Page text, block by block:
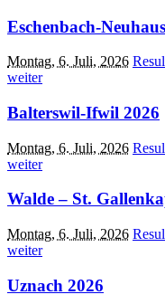
Eschenbach-
Montag, 6. Juli, 2026
weiter
Balterswil-Ifwil 2026
Montag, 6. Juli, 2026
weiter
Walde – St.
Montag, 6. Juli, 2026
weiter
Uznach 2026